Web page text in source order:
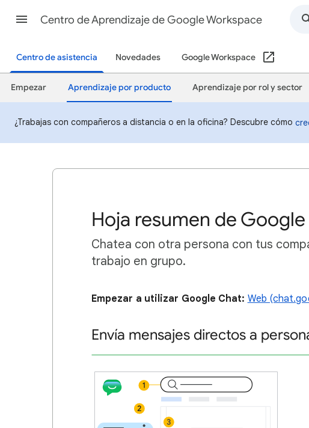
Centro de Aprendizaje de Google Workspace
Centro de asistencia Novedades Google Workspace
Empezar Aprendizaje por producto Aprendizaje por rol y sector
¿Trabajas con compañeros a distancia o en la oficina? Descubre cómo
Hoja resumen de
Chatea con otra persona con tus
trabajo en grupo.
Empezar a utilizar Google Chat: Web
Envía mensajes directos a